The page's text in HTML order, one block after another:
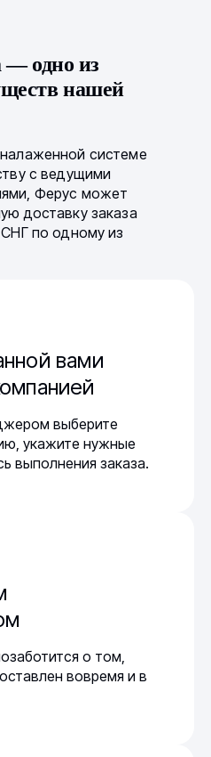
— одно из
нашей
системе
с ведущими
Ферус может
доставку заказа
по одному из
вами
выберите
укажите нужные
выполнения заказа.
о том,
вовремя и в